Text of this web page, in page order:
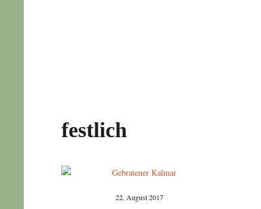
festlich
22. August 2017